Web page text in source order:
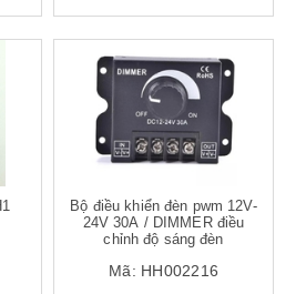
Bộ điều khiển đèn pwm 12V-
24V 30A / DIMMER điều
chỉnh độ sáng đèn
Mã: HH002216